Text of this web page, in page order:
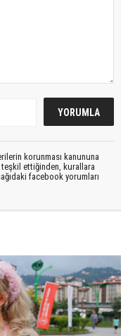
korunması kanununa
ettiğinden, kurallara
facebook yorumları